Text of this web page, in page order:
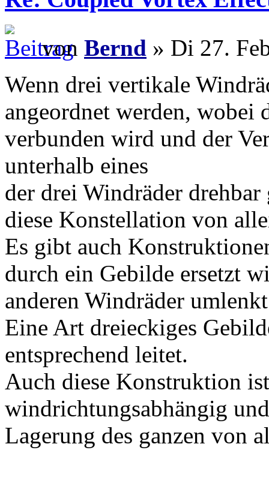
von Bernd » Di 27.
Wenn drei vertikale
angeordnet werden, wobei
verbunden wird und der
unterhalb eines
der drei Windräder
diese Konstellation von
Es gibt auch
durch ein Gebilde ersetzt
anderen Windräder
Eine Art dreieckiges
entsprechend leitet.
Auch diese Konstruktion
windrichtungsabhängig
Lagerung des ganzen von